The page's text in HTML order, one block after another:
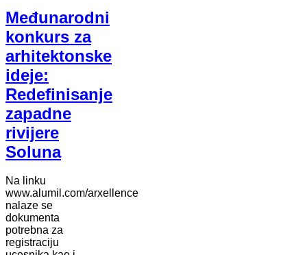
Međunarodni
konkurs za
arhitektonske
ideje:
Redefinisanje
zapadne
rivijere
Soluna
Na linku
www.alumil.com/arxellence
nalaze se
dokumenta
potrebna za
registraciju